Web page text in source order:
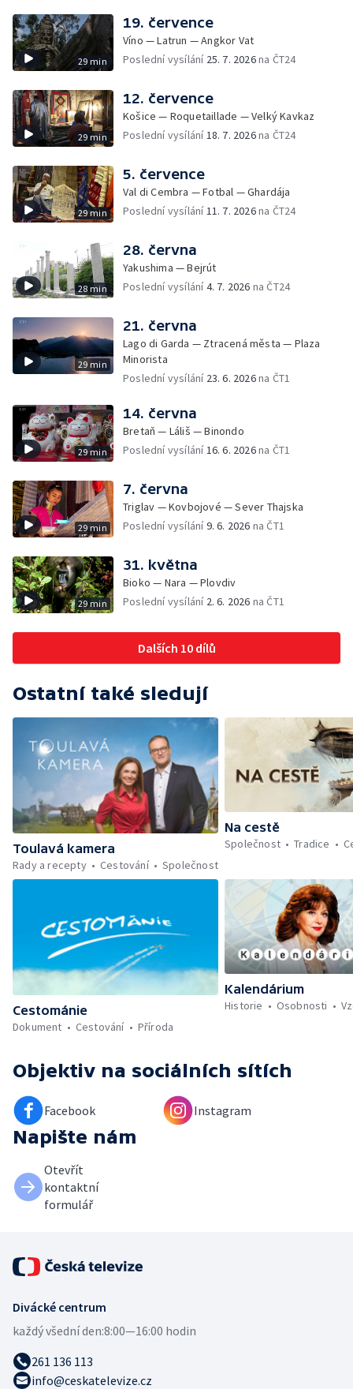
29 min
19. července
Víno — Latrun — Angkor Vat
Poslední vysílání 25. 7. 2026na ČT24
29 min
12. července
Košice — Roquetaillade — Velký Kavkaz
Poslední vysílání18. 7. 2026na ČT24
29 min
5. července
Val di Cembra — Fotbal — Ghardája
Poslední vysílání11. 7. 2026na ČT24
28 min
28. června
Yakushima — Bejrút
Poslední vysílání4. 7. 2026 na ČT24
29 min
21. června
Lago di Garda — Ztracená města — Plaza
Minorista
Poslední vysílání 23. 6. 2026na ČT1
29 min
14. června
Bretaň — Láliš — Binondo
Poslední vysílání16. 6. 2026na ČT1
29 min
7. června
Triglav — Kovbojové — Sever Thajska
Poslední vysílání9. 6. 2026 na ČT1
29 min
31. května
Bioko — Nara — Plovdiv
Poslední vysílání 2. 6. 2026 na ČT1
Dalších 10 dílů
Ostatní také sledují
Toulavá kamera
Rady a recepty
Cestování Společnost
Na cestě
Společnost
Tradice
Cestománie
Dokument
Cestování Příroda
Kalendárium
Historie
Osobnosti
Objektiv na sociálních sítích
Facebook Instagram
Napište nám
Otevřít
kontaktní
formulář
Divácké centrum
každý všední den:8:00—16:00 hodin
261 136 113
info@ceskatelevize.cz